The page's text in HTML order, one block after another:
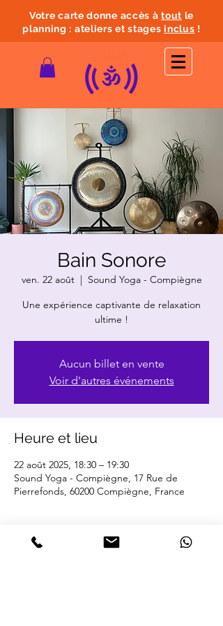
Votre carte donne accès àtout le
planning : ateliers et stagesinclus !
Bain Sonore
ven. 22 août
  |
Sound Yoga - Compiègne
Une expérience captivante de relaxation
ultime !
Aucun billet en vente
Voir d'autres événements
Heure et lieu
22 août 2025, 18:30 – 19:30
Sound Yoga - Compiègne, 17 Rue de
Pierrefonds, 60200 Compiègne, France